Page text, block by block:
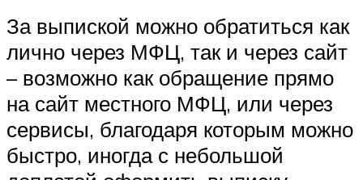
За выпиской можно обратиться как
лично через МФЦ, так и через сайт
– возможно как обращение прямо
на сайт местного МФЦ, или через
сервисы, благодаря которым можно
быстро, иногда с небольшой